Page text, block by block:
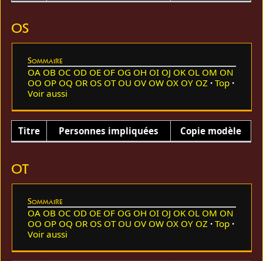
OS
Sommaire
OA OB OC OD OE OF OG OH OI OJ OK OL OM ON
OO OP OQ OR OS OT OU OV OW OX OY OZ
Top
Voir aussi
Titre Personnes impliquées Copie modèle
OT
Sommaire
OA OB OC OD OE OF OG OH OI OJ OK OL OM ON
OO OP OQ OR OS OT OU OV OW OX OY OZ
Top
Voir aussi